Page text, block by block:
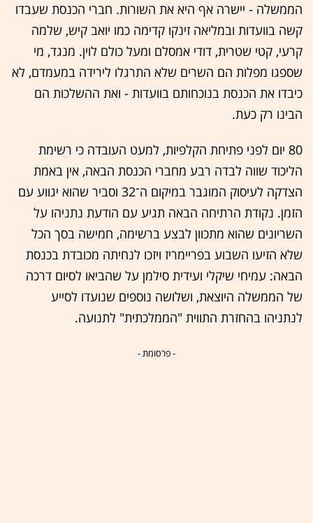
הממשלה - יישרה אף היא את השורות. חברי הכנסת שעבדו
קשה בוועדות ובמליאה זינקו קדימה כמו יואב קיש, שלמה
קרעי, קטי שטרית, דודי אמסלם ומעל כולם לוין. מנגד, מי
שספגו מפלות הם השרים שלא התרגלו לירידה במעמדם, לא
כיבדו את הכנסת בנוכחותם בוועדות - ואת ההשלכות הם
הבינו רק כעת.
80 יום לפני פתיחת הקלפיות, למעט העובדה כי רשימת
הליכוד שווה לבדה רבע מחברי הכנסת הבאה, אין באמת
הצדקה לעיסוק המוגבר במיקום ה־32 וסביר שהוא יגווע עם
הזמן. נקודת הרתיחה הבאה תגיע עם הודעת נתניהו על
השריונים שהוא מתכוון לבצע ברשימה, חמישה בסך הכל
שלא הזיעו השבוע בפריימריז ויזכו לנחיתה מכובדת בכנסת
הבאה: עמיחי שיקלי ועידית סילמן על שהביאו לסיום דרכה
של הממשלה היוצאת, ושלושה נוספים שנועדו לסייע
לנתניהו בהחזרת התווית "הממלכתית" לתנועה.
- פרסומת -